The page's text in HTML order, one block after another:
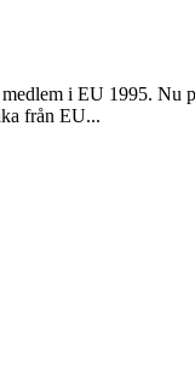
i EU 1995.
från EU...